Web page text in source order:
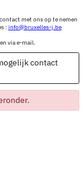
met ons op te nemen
: info@bruxelles-j.be
via e-mail.
contact